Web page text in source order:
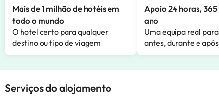
Mais de 1 milhão de hotéis em
todo o mundo
O hotel certo para qualquer
destino ou tipo de viagem
Apoio 24 horas,
ano
Uma equipa real
antes, durante e
Serviços do alojamento